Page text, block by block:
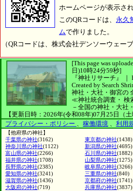
ホームページが表示され
このQRコードは、 永久
ムで作りました。
（QRコードは、株式会社デンソーウェー
[This page was
日)10時24分59秒]
『神社リサーチ』 ｜
Created by Search
神社・大社・御宮の
≪神社統合調査・ 検
－全国の神社・大社
【更新日時：2026年(令和08年)07月25日（
プライバシー・ポリシー 、 稼働環境 、 利用
【他府県の神社】
千葉県の神社(3162) 東京都の神社(1438)
神奈川県の神社(1122) 新潟県の神社(4695)
富山県の神社(2266) 石川県の神社(1882)
福井県の神社(1708) 山梨県の神社(1275)
長野県の神社(2385) 岐阜県の神社(3266)
愛知県の神社(3241) 三重県の神社(840)
滋賀県の神社(1436) 京都府の神社(1741)
大阪府の神社(719) 兵庫県の神社(3837)